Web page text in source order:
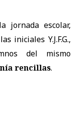
jornada escolar,
iniciales Y.J.F.G.,
del mismo
rencillas.